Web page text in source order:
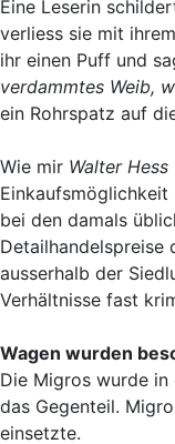
Eine Leserin
verliess sie mit
ihr einen Puff und
verdammtes Weib,
ein Rohrspatz auf
Wie mir Walter Hess
Einkaufsmöglichkeit
bei den damals
Detailhandelspreise
ausserhalb der
Verhältnisse fast
Wagen wurden
Die Migros wurde
das Gegenteil.
einsetzte.